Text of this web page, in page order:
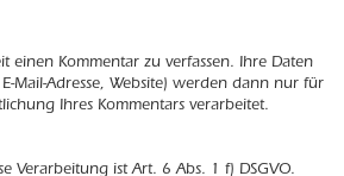
einen Kommentar zu verfassen. Ihre Daten
Mail-Adresse, Website) werden dann nur für
Ihres Kommentars verarbeitet.
Verarbeitung ist Art. 6 Abs. 1 f) DSGVO.